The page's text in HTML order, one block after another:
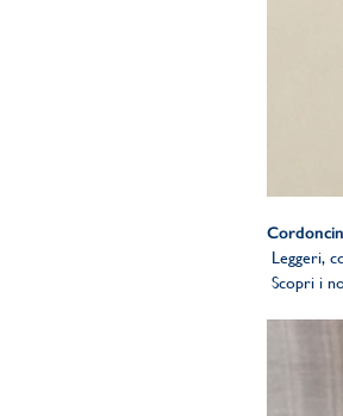
Leggeri,
Scopri i